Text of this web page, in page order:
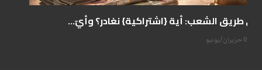
على طريق الشعب: أية {اشتراكية} نغادر؟ وأيّ...
07 حزيران/يونيو